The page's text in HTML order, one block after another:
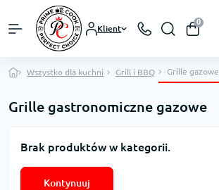
Klient
0
Wszystko dla kuchni Grill i BBQ Grille gazowe
Grille gastronomiczne gazowe
Brak produktów w kategorii.
Kontynuuj